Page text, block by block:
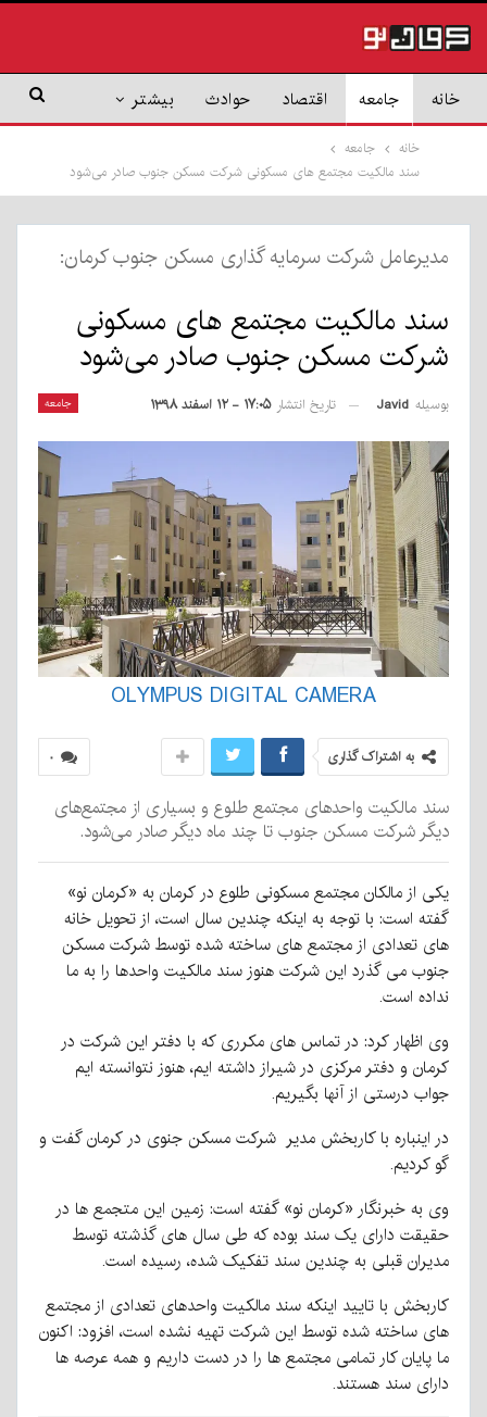
خانه جامعه اقتصاد حوادث بیشتر
خانه
جامعه
سند مالکیت مجتمع های مسکونی شرکت مسکن جنوب صادر می‌شود
مدیرعامل شرکت سرمایه گذاری مسکن جنوب کرمان:
سند مالکیت مجتمع های مسکونی
شرکت مسکن جنوب صادر می‌شود
جامعه بوسیله Javid تاریخ انتشار ۱۷:۰۵ - ۱۲ اسفند ۱۳۹۸
OLYMPUS DIGITAL CAMERA
۰ به اشتراک گذاری
سند مالکیت واحدهای مجتمع طلوع و بسیاری از مجتمع‌های
دیگر شرکت مسکن جنوب تا چند ماه دیگر صادر می‌شود.
یکی از مالکان مجتمع مسکونی طلوع در کرمان به «کرمان نو»
گفته است: با توجه به اینکه چندین سال است، از تحویل خانه
های تعدادی از مجتمع های ساخته شده توسط شرکت مسکن
جنوب می گذرد این شرکت هنوز سند مالکیت واحدها را به ما
نداده است.
وی اظهار کرد: در تماس های مکرری که با دفتر این شرکت در
کرمان و دفتر مرکزی در شیراز داشته ایم، هنوز نتوانسته ایم
جواب درستی از آنها بگیریم.
در اینباره با کاربخش مدیر شرکت مسکن جنوی در کرمان گفت و
گو کردیم.
وی به خبرنگار «کرمان نو» گفته است: زمین این متجمع ها در
حقیقت دارای یک سند بوده که طی سال های گذشته توسط
مدیران قبلی به چندین سند تفکیک شده، رسیده است.
کاربخش با تایید اینکه سند مالکیت واحدهای تعدادی از مجتمع
های ساخته شده توسط این شرکت تهیه نشده است، افزود: اکنون
ما پایان کار تمامی مجتمع ها را در دست داریم و همه عرصه ها
دارای سند هستند.